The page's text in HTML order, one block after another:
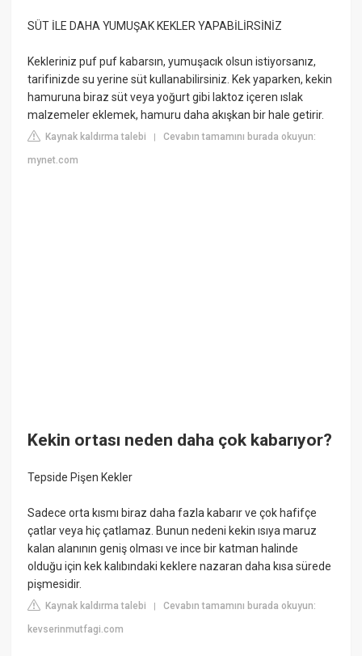
SÜT İLE DAHA YUMUŞAK KEKLER YAPABİLİRSİNİZ
Kekleriniz puf puf kabarsın, yumuşacık olsun istiyorsanız,
tarifinizde su yerine süt kullanabilirsiniz. Kek yaparken, kekin
hamuruna biraz süt veya yoğurt gibi laktoz içeren ıslak
malzemeler eklemek, hamuru daha akışkan bir hale getirir.
Kaynak kaldırma talebi |Cevabın tamamını burada okuyun:
mynet.com
Kekin ortası neden daha çok kabarıyor?
Tepside Pişen Kekler
Sadece orta kısmı biraz daha fazla kabarır ve çok hafifçe
çatlar veya hiç çatlamaz. Bunun nedeni kekin ısıya maruz
kalan alanının geniş olması ve ince bir katman halinde
olduğu için kek kalıbındaki keklere nazaran daha kısa sürede
pişmesidir.
Kaynak kaldırma talebi |Cevabın tamamını burada okuyun:
kevserinmutfagi.com